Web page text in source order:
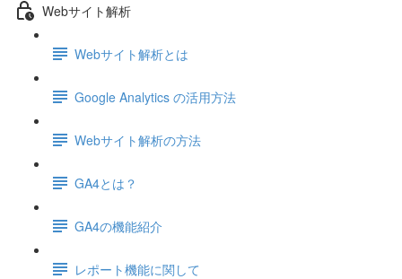
Webサイト解析
Webサイト解析とは
Google Analytics の活用方法
Webサイト解析の方法
GA4とは？
GA4の機能紹介
レポート機能に関して